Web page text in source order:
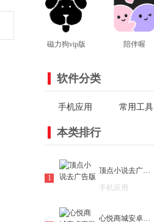
本
磁力狗vip版
陪伴喔
软件分类
手机应用 常用工具
本类排行
顶点小说去广告版
手机应用
心悦商城安卓直装版